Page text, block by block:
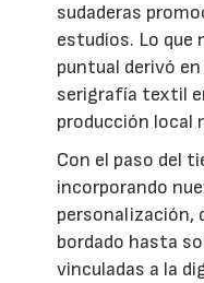
sudaderas
estudios. Lo que
puntual derivó
serigrafía textil
producción local
Con el paso del
incorporando
personalización,
bordado hasta
vinculadas a la